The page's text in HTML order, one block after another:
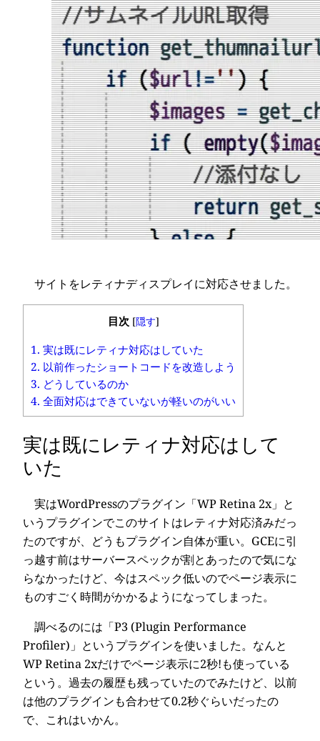
サイトをレティナディスプレイに対応させました。
目次 [隠す]
1. 実は既にレティナ対応はしていた
2. 以前作ったショートコードを改造しよう
3. どうしているのか
4. 全面対応はできていないが軽いのがいい
実は既にレティナ対応はして
いた
実はWordPressのプラグイン「WP Retina 2x」と
いうプラグインでこのサイトはレティナ対応済みだっ
たのですが、どうもプラグイン自体が重い。GCEに引
っ越す前はサーバースペックが割とあったので気にな
らなかったけど、今はスペック低いのでページ表示に
ものすごく時間がかかるようになってしまった。
調べるのには「P3 (Plugin Performance
Profiler)」というプラグインを使いました。なんと
WP Retina 2xだけでページ表示に2秒!も使っている
という。過去の履歴も残っていたのでみたけど、以前
は他のプラグインも合わせて0.2秒ぐらいだったの
で、これはいかん。